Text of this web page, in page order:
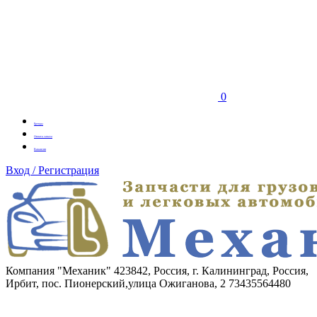
0
Бренды
Оплата заказа
Вакансии
Вход / Регистрация
Компания "Механик" 423842, Россия, г. Калининград, Россия,
Ирбит, пос. Пионерский,улица Ожиганова, 2 73435564480